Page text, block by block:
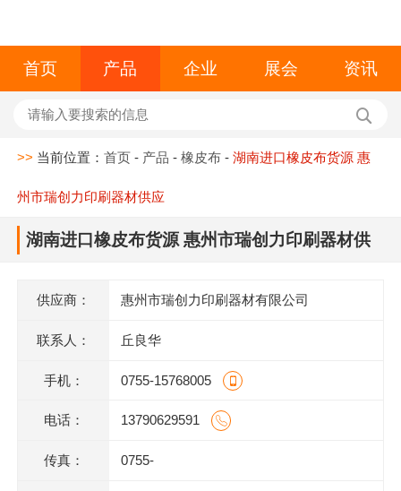
首页 产品 企业 展会 资讯
>> 当前位置：首页 - 产品 -橡皮布 -湖南进口橡皮布货源 惠
州市瑞创力印刷器材供应
湖南进口橡皮布货源 惠州市瑞创力印刷器材供
供应商： 惠州市瑞创力印刷器材有限公司
联系人： 丘良华
手机： 0755-15768005
电话： 13790629591
传真： 0755-